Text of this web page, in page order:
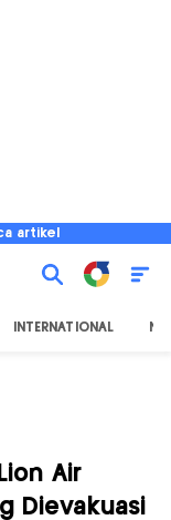
artikel
INTERNATIONAL
Air
Dievakuasi